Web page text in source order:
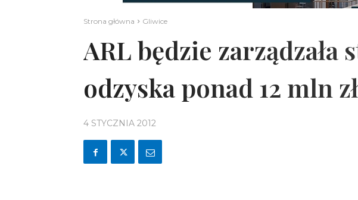
Strona główna Gliwice
ARL będzie zarządzała
odzyska ponad 12 mln zł
4 STYCZNIA 2012